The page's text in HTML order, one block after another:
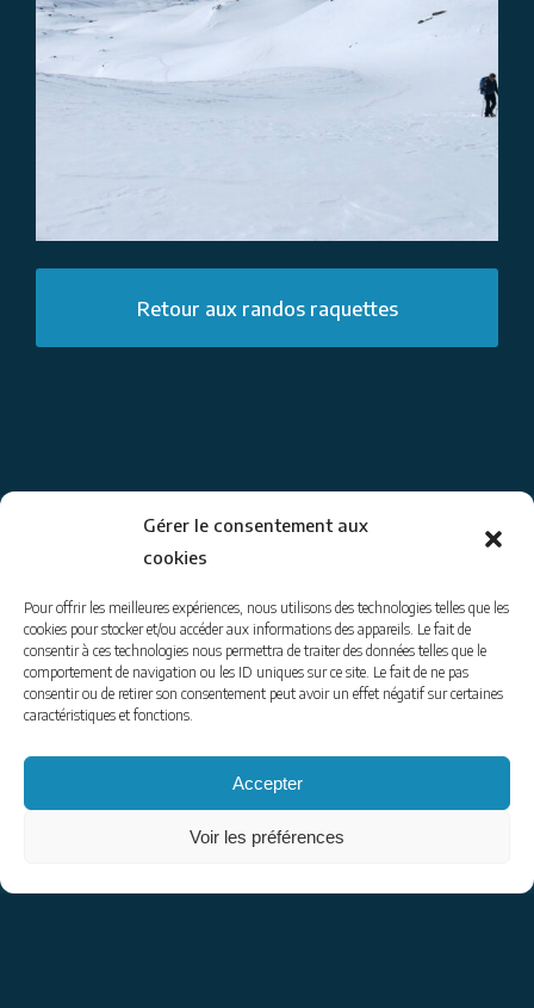
Gérer le consentement aux
cookies
Pour offrir les meilleures expériences, nous utilisons des technologies telles que les
cookies pour stocker et/ou accéder aux informations des appareils. Le fait de
consentir à ces technologies nous permettra de traiter des données telles que le
comportement de navigation ou les ID uniques sur ce site. Le fait de ne pas
consentir ou de retirer son consentement peut avoir un effet négatif sur certaines
caractéristiques et fonctions.
Accepter
Voir les préférences
Retour aux randos raquettes
Coralie Goussot – accompagnatrice en montagne
tel : 06 74 50 26 62 | email : contact@coraliegoussot.com
mentions légales|envoyer un message